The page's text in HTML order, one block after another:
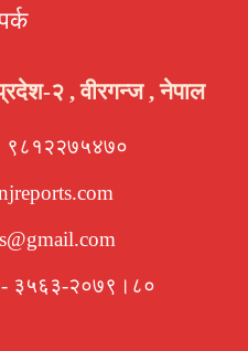
२ , वीरगन्ज , नेपाल
९८१२२७५४७०
३५६३-२०७९।८०